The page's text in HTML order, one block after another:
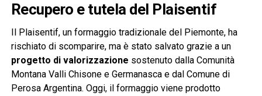
Recupero e tutela del Plaisentif
Il Plaisentif, un formaggio tradizionale del Piemonte, ha
rischiato di scomparire, ma è stato salvato grazie a un
progetto di valorizzazione sostenuto dalla Comunità
Montana Valli Chisone e Germanasca e dal Comune di
Perosa Argentina. Oggi, il formaggio viene prodotto